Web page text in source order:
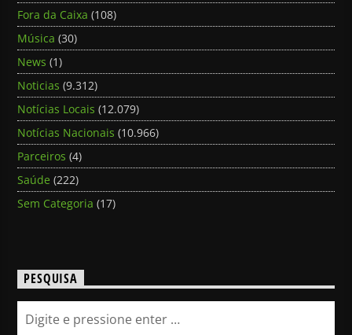
Fora da Caixa (108)
Música (30)
News (1)
Noticias (9.312)
Notícias Locais (12.079)
Notícias Nacionais (10.966)
Parceiros (4)
Saúde (222)
Sem Categoria (17)
PESQUISA